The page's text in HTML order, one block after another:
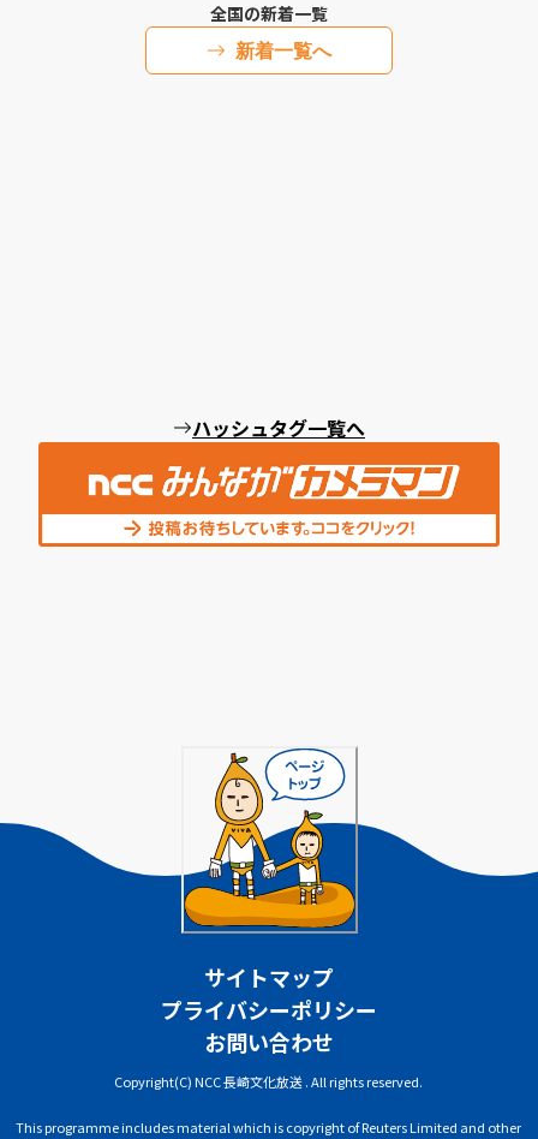
全国の新着一覧
新着一覧へ
ハッシュタグ一覧へ
サイトマップ
プライバシーポリシー
お問い合わせ
Copyright(C) NCC 長崎文化放送 . All rights reserved.
This programme includes material which is copyright of Reuters Limited and other